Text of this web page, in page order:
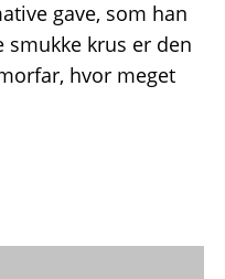
gave, som han
smukke krus er den
hvor meget